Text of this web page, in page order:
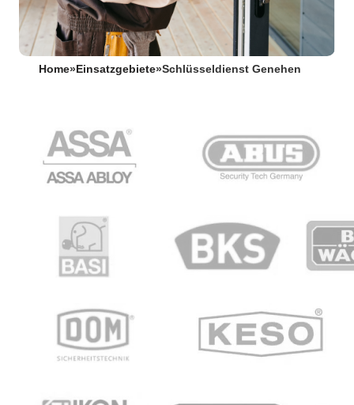
Home» Einsatzgebiete»Schlüsseldienst Genehen